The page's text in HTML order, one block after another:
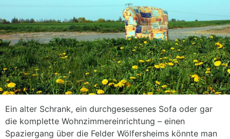
Ein alter Schrank, ein durchgesessenes Sofa oder gar
die komplette Wohnzimmereinrichtung – einen
Spaziergang über die Felder Wölfersheims könnte man